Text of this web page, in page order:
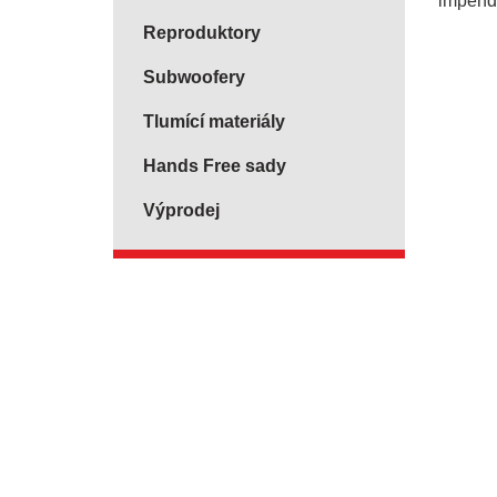
Reproduktory
Subwoofery
Tlumící materiály
Hands Free sady
Výprodej